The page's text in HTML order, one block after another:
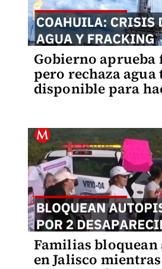
Gobierno
pero rechaza agua
disponible para
Familias bloquean
en Jalisco